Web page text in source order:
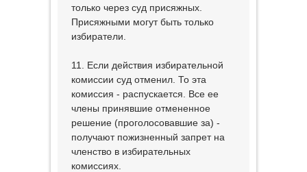
только через суд присяжных.
Присяжными могут быть только
избиратели.
11. Если действия избирательной
комиссии суд отменил. То эта
комиссия - распускается. Все ее
члены принявшие отмененное
решение (проголосовавшие за) -
получают пожизненный запрет на
членство в избирательных
комиссиях.